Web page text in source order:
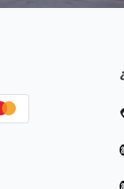
de emails informativos,
de PepeBar E-Spain SL y
Puede